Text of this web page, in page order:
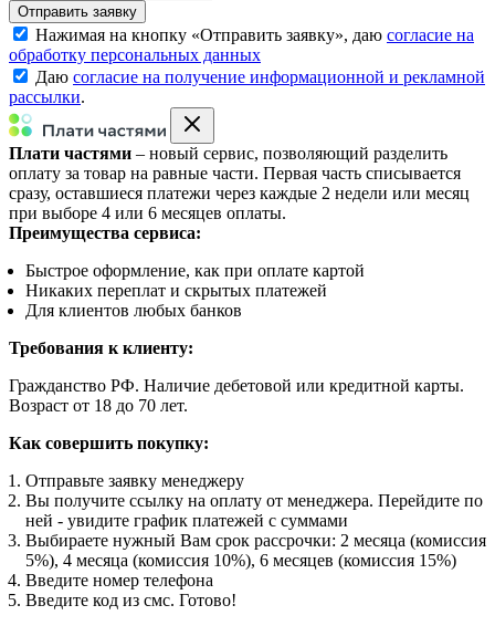
Нажимая на кнопку «Отправить заявку», даю согласие на
обработку персональных данных
Даю согласие на получение информационной и рекламной
рассылки.
Плати частями – новый сервис, позволяющий разделить
оплату за товар на равные части. Первая часть списывается
сразу, оставшиеся платежи через каждые 2 недели или месяц
при выборе 4 или 6 месяцев оплаты.
Преимущества сервиса:
Быстрое оформление, как при оплате картой
Никаких переплат и скрытых платежей
Для клиентов любых банков
Требования к клиенту:
Гражданство РФ. Наличие дебетовой или кредитной карты.
Возраст от 18 до 70 лет.
Как совершить покупку:
Отправьте заявку менеджеру
Вы получите ссылку на оплату от менеджера. Перейдите по
ней - увидите график платежей с суммами
Выбираете нужный Вам срок рассрочки: 2 месяца (комиссия
5%), 4 месяца (комиссия 10%), 6 месяцев (комиссия 15%)
Введите номер телефона
Введите код из смс. Готово!